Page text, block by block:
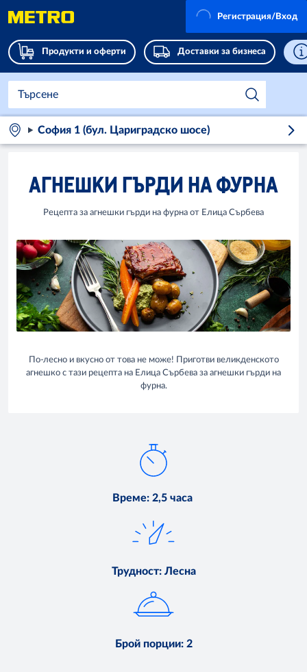
Продукти и оферти Доставки за бизнеса
Регистрация/Вход
София 1 (бул. Цариградско шосе)
АГНЕШКИ ГЪРДИ НА ФУРНА
Рецепта за агнешки гърди на фурна от Елица Сърбева
По-лесно и вкусно от това не може! Приготви великденското
агнешко с тази рецепта на Елица Сърбева за агнешки гърди на
фурна.
Време: 2,5 часа
Трудност: Лесна
Брой порции: 2